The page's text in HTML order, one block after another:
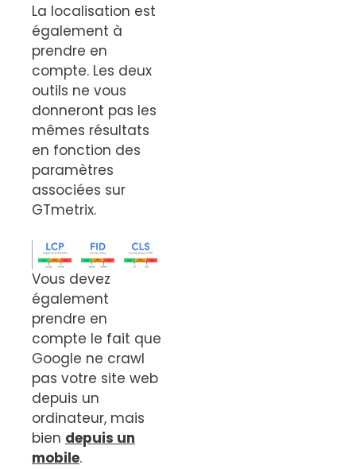
La localisation est
également à
prendre en
compte. Les deux
outils ne vous
donneront pas les
mêmes résultats
en fonction des
paramètres
associées sur
GTmetrix.
Vous devez
également
prendre en
compte le fait que
Google ne crawl
pas votre site web
depuis un
ordinateur, mais
bien depuis un
mobile.